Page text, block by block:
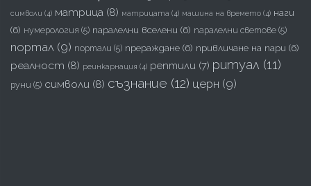
символи (4) матрица (8) матрицата (4) машина на времето (4) наги
(6) нумерология (5) паралелни вселени (6) паралелни светове (5)
портал (9) портали (5) прераждане (6) привличане на пари (6)
реалност (8) реинкарнация (4) рептили (7) ритуал (11)
руни (5) символи (8) съзнание (12) церн (9)